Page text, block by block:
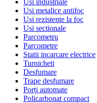
Usi metalice antifoc
Usi rezistente la foc
Usi sectionale
Parcometru
Parcometre
Statii incarcare electrice
Turnicheti
Desfumare
Trape desfumare
Porți automate
Policarbonat compact